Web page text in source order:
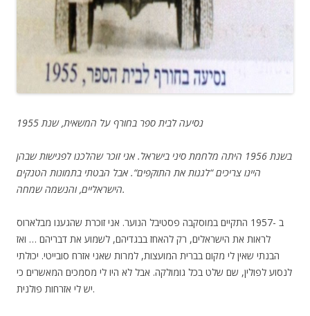
נסיעה לבית ספר בחורף על המשאית, שנת 1955
בשנת 1956 היתה מלחמת סיני בישראל. אני זוכר שהלכנו לפגישות שבהן
היינו צריכים“לגנות את התוקפים“. אבל הבטתי בתמונות הטנקים
הישראליים, והנשמה שמחה.
ב -1957 התקיים במוסקבה פסטיבל הנוער. אני זוכרת שהגענו מבלארוס
לראות את הישראלים, רק להאחז בבגדיהם, לשמוע את דבריהם … ואז
הבנתי שאין לי מקום בברית המועצות, למרות שאני אזרח סובייטי. יכולתי
לנסוע לפולין, שם שלט בכל גומולקה. אבל לא היו לי מסמכים המאשרים כי
יש לי אזרחות פולנית.